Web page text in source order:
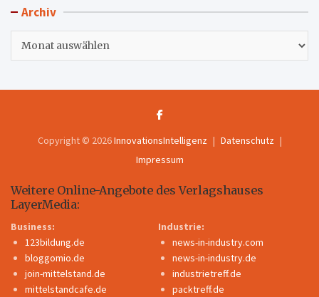
Archiv
Copyright © 2026InnovationsIntelligenz
Datenschutz
Impressum
Weitere Online-Angebote des Verlagshauses
LayerMedia:
Business:
123bildung.de
bloggomio.de
join-mittelstand.de
mittelstandcafe.de
Industrie:
news-in-industry.com
news-in-industry.de
industrietreff.de
packtreff.de